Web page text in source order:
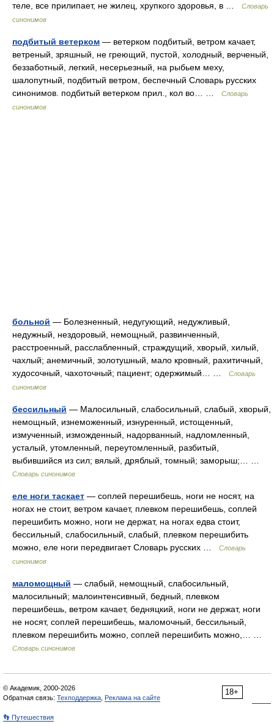
теле, все прилипает, не жилец, хрупкого здоровья, в …
Словарь
синонимов
подбитый ветерком — ветерком подбитый, ветром качает,
ветреный, зряшный, не греющий, пустой, холодный, верченый,
беззаботный, легкий, несерьезный, на рыбьем меху,
шалопутный, подбитый ветром, беспечный Словарь русских
синонимов. подбитый ветерком прил., кол во… …
Словарь
синонимов
больной — Болезненный, недугующий, недужливый,
недужный, нездоровый, немощный, развинченный,
расстроенный, расслабленный, страждущий, хворый, хилый,
чахлый; анемичный, золотушный, мало кровный, рахитичный,
худосочный, чахоточный; пациент; одержимый… …
Словарь
синонимов
бессильный — Малосильный, слабосильный, слабый, хворый,
немощный, изнеможенный, изнуренный, истощенный,
измученный, изможденный, надорванный, надломленный,
усталый, утомленный, переутомленный, разбитый,
выбившийся из сил; вялый, дряблый, томный; заморыш;… …
Словарь синонимов
еле ноги таскает — соплей перешибешь, ноги не носят, на
ногах не стоит, ветром качает, плевком перешибешь, соплей
перешибить можно, ноги не держат, на ногах едва стоит,
бессильный, слабосильный, слабый, плевком перешибить
можно, еле ноги передвигает Словарь русских …
Словарь
синонимов
маломощный — слабый, немощный, слабосильный,
малосильный; малоинтенсивный, бедный, плевком
перешибешь, ветром качает, бедняцкий, ноги не держат, ноги
не носят, соплей перешибешь, маломочный, бессильный,
плевком перешибить можно, соплей перешибить можно,… …
Словарь синонимов
18+
© Академик, 2000-2026
Обратная связь: Техподдержка Реклама на сайте
👣 Путешествия